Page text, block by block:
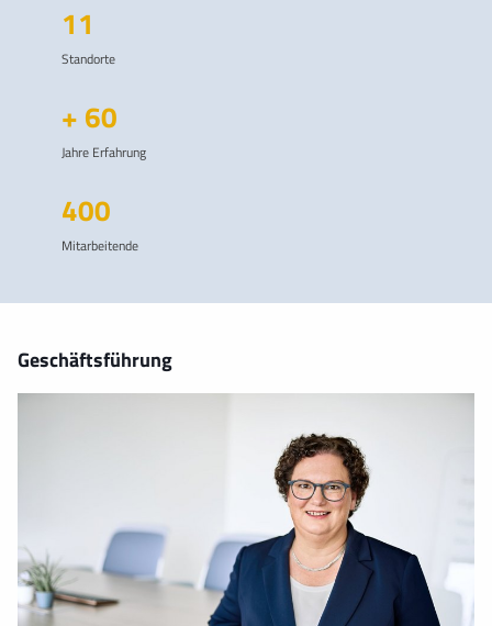
11
Standorte
+ 60
Jahre Erfahrung
400
Mitarbeitende
Geschäftsführung